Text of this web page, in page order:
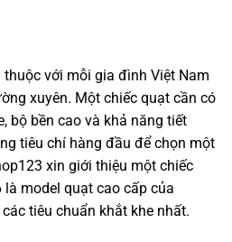
với mỗi gia đình Việt Nam
xuyên. Một chiếc quạt cần có
bộ bền cao và khả năng tiết
tiêu chí hàng đầu để chọn một
xin giới thiệu một chiếc
model quạt cao cấp của
tiêu chuẩn khắt khe nhất.